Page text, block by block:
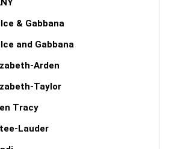
& Gabbana
and Gabbana
Arden
Taylor
Tracy
Lauder